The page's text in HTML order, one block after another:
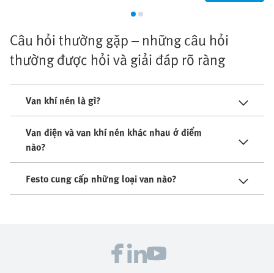
Câu hỏi thường gặp – những câu hỏi
thường được hỏi và giải đáp rõ ràng
Van khí nén là gì?
Van điện và van khí nén khác nhau ở điểm
nào?
Festo cung cấp những loại van nào?